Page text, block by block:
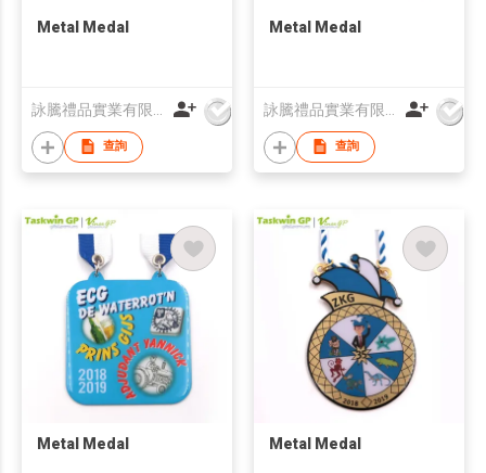
Metal Medal
查詢
Metal Medal
查詢
Metal Medal Metal Medal